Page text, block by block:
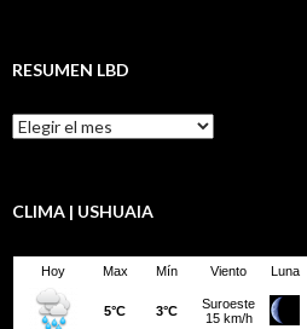
RESUMEN LBD
Resumen
LBD
CLIMA | USHUAIA